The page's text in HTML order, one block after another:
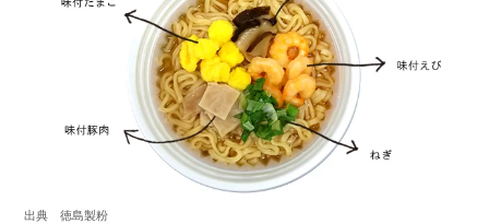
出典 徳島製粉